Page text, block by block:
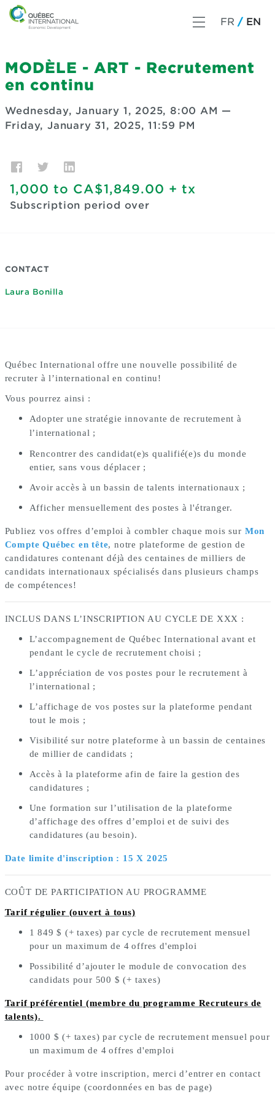
FR EN
MODÈLE - ART - Recrutement
en continu
Wednesday, January 1, 2025, 8:00 AM —
Friday, January 31, 2025, 11:59 PM
1,000 to CA$1,849.00 + tx
Subscription period over
CONTACT
Laura Bonilla
Québec International offre une nouvelle possibilité de
recruter à l’international en continu!
Vous pourrez ainsi :
Adopter une stratégie innovante de recrutement à
l’international ;
Rencontrer des candidat(e)s qualifié(e)s du monde
entier, sans vous déplacer ;
Avoir accès à un bassin de talents internationaux ;
Afficher mensuellement des postes à l'étranger.
Publiez vos offres d’emploi à combler chaque mois sur Mon
Compte Québec en tête, notre plateforme de gestion de
candidatures contenant déjà des centaines de milliers de
candidats internationaux spécialisés dans plusieurs champs
de compétences!
INCLUS DANS L’INSCRIPTION AU CYCLE DE XXX :
L’accompagnement de Québec International avant et
pendant le cycle de recrutement choisi ;
L’appréciation de vos postes pour le recrutement à
l’international ;
L’affichage de vos postes sur la plateforme pendant
tout le mois ;
Visibilité sur notre plateforme à un bassin de centaines
de millier de candidats ;
Accès à la plateforme afin de faire la gestion des
candidatures ;
Une formation sur l’utilisation de la plateforme
d’affichage des offres d’emploi et de suivi des
candidatures (au besoin).
Date limite d'inscription : 15 X 2025
COÛT DE PARTICIPATION AU PROGRAMME
Tarif régulier (ouvert à tous)
1 849 $ (+ taxes) par cycle de recrutement mensuel
pour un maximum de 4 offres d'emploi
Possibilité d’ajouter le module de convocation des
candidats pour 500 $ (+ taxes)
Tarif préférentiel (membre du programme Recruteurs de
talents).
1000 $ (+ taxes) par cycle de recrutement mensuel pour
un maximum de 4 offres d'emploi
Pour procéder à votre inscription, merci d’entrer en contact
avec notre équipe (coordonnées en bas de page)